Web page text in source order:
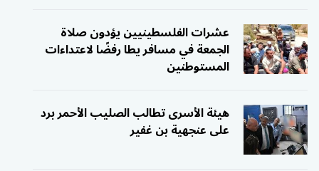
عشرات الفلسطينيين يؤدون صلاة
الجمعة في مسافر يطا رفضًا لاعتداءات
المستوطنين
هيئة الأسرى تطالب الصليب الأحمر برد
على عنجهية بن غفير